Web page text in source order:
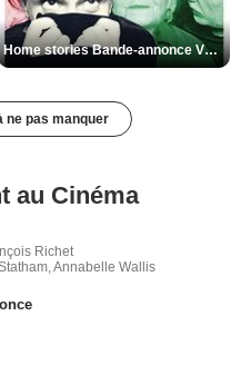
Home stories Bande-annonce VO STFR
ne pas manquer
au Cinéma
Richet
Annabelle Wallis